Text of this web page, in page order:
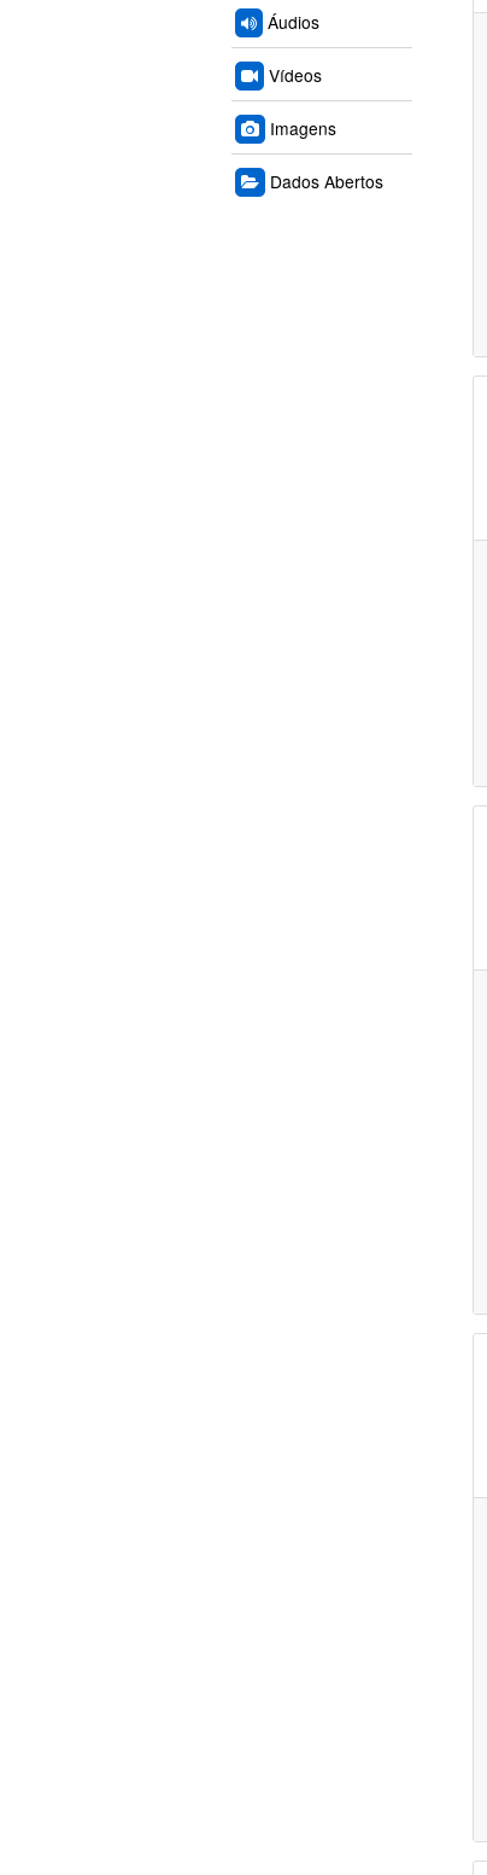
Áudios
Vídeos
Imagens
Dados Abertos